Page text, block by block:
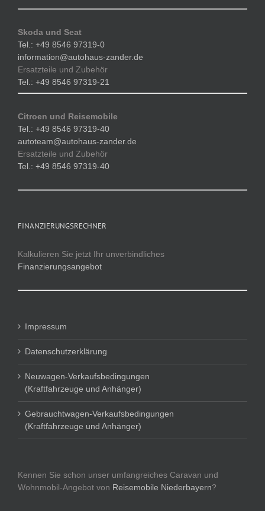
Skoda und Seat
Tel.: +49 8546 97319-0
information@autohaus-zander.de
Ersatzteile und Zubehör
Tel.: +49 8546 97319-21
Citroen und Reisemobile
Tel.: +49 8546 97319-40
autoteam@autohaus-zander.de
Ersatzteile und Zubehör
Tel.: +49 8546 97319-40
FINANZIERUNGSRECHNER
Kalkulieren Sie jetzt Ihr unverbindliches
Finanzierungsangebot
Impressum
Datenschutzerklärung
Neuwagen-Verkaufsbedingungen
(Kraftfahrzeuge und Anhänger)
Gebrauchtwagen-Verkaufsbedingungen
(Kraftfahrzeuge und Anhänger)
Kennen Sie schon unser umfangreiches Caravan und
Wohnmobil-Angebot von Reisemobile Niederbayern?